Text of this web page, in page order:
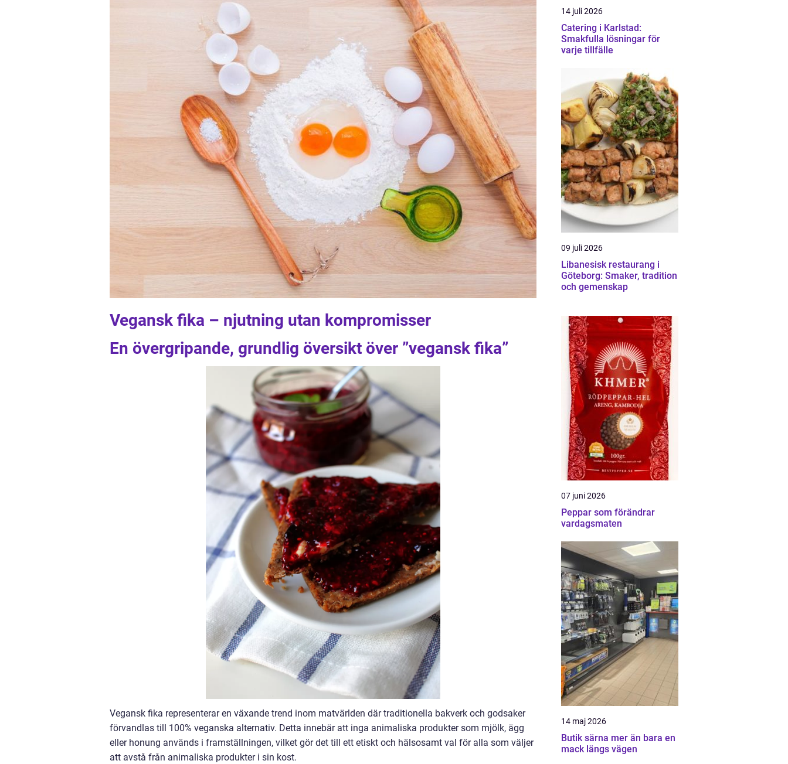
Vegansk fika – njutning utan kompromisser
En övergripande, grundlig översikt över ”vegansk fika”
Vegansk fika representerar en växande trend inom matvärlden där traditionella bakverk och godsaker
förvandlas till 100% veganska alternativ. Detta innebär att inga animaliska produkter som mjölk, ägg
eller honung används i framställningen, vilket gör det till ett etiskt och hälsosamt val för alla som väljer
att avstå från animaliska produkter i sin kost.
14 juli 2026
Catering i Karlstad:
Smakfulla lösningar för
varje tillfälle
09 juli 2026
Libanesisk restaurang i
Göteborg: Smaker, tradition
och gemenskap
07 juni 2026
Peppar som förändrar
vardagsmaten
14 maj 2026
Butik särna mer än bara en
mack längs vägen